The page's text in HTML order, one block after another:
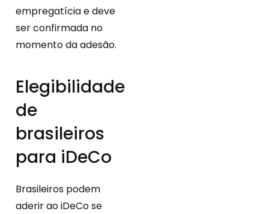
empregatícia e deve
ser confirmada no
momento da adesão.
Elegibilidade
de
brasileiros
para iDeCo
Brasileiros podem
aderir ao iDeCo se